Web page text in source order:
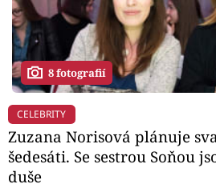
8 fotografií
CELEBRITY
Zuzana Norisová plánuje
šedesáti. Se sestrou Soňou
duše